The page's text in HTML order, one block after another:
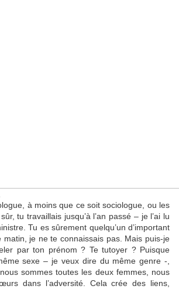
à moins que ce soit sociologue, ou les
tu travaillais jusqu’à l’an passé – je l’ai lu
Tu es sûrement quelqu’un d’important
matin, je ne te connaissais pas. Mais puis-je
par ton prénom ? Te tutoyer ? Puisque
sexe – je veux dire du même genre -,
sommes toutes les deux femmes, nous
dans l’adversité. Cela crée des liens,